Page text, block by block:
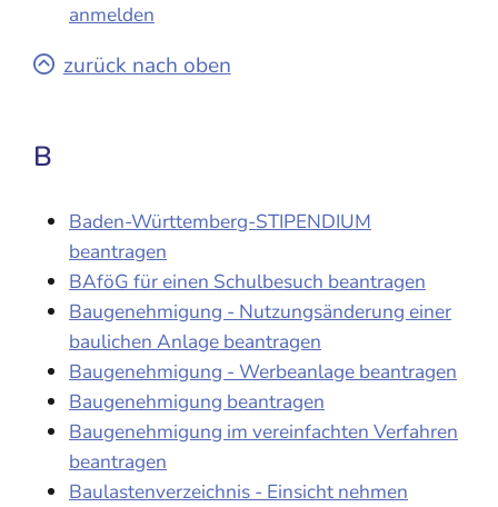
anmelden
zurück nach oben
B
Baden-Württemberg-STIPENDIUM
beantragen
BAföG für einen Schulbesuch beantragen
Baugenehmigung - Nutzungsänderung einer
baulichen Anlage beantragen
Baugenehmigung - Werbeanlage beantragen
Baugenehmigung beantragen
Baugenehmigung im vereinfachten Verfahren
beantragen
Baulastenverzeichnis - Einsicht nehmen